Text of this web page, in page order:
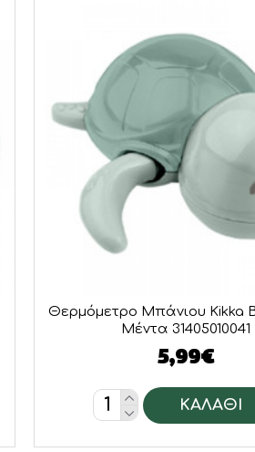
Θερμόμετρο Μπάνιου Kikka
Μέντα 31405010041
5,99€
ΚΑΛΆΘΙ